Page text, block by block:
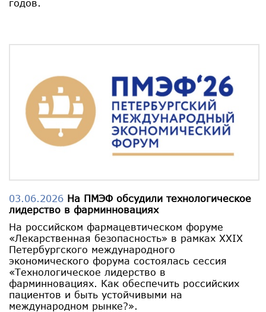
годов.
03.06.2026 На ПМЭФ обсудили технологическое
лидерство в фарминновациях
На российском фармацевтическом форуме
«Лекарственная безопасность» в рамках XXIX
Петербургского международного
экономического форума состоялась сессия
«Технологическое лидерство в
фарминновациях. Как обеспечить российских
пациентов и быть устойчивыми на
международном рынке?».